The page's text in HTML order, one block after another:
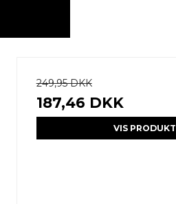
249,95 DKK
187,46 DKK
VIS PRODUKT